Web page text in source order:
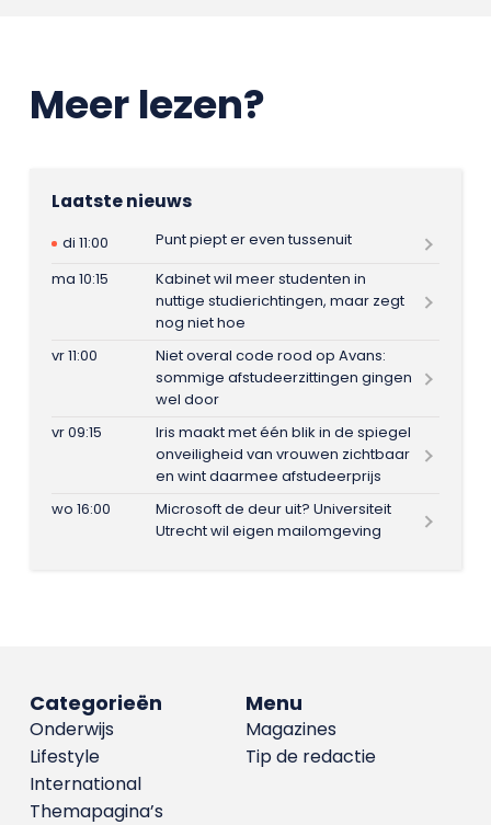
Meer lezen?
Laatste nieuws
di 11:00
Punt piept er even tussenuit
ma 10:15
Kabinet wil meer studenten in
nuttige studierichtingen, maar zegt
nog niet hoe
vr 11:00
Niet overal code rood op Avans:
sommige afstudeerzittingen gingen
wel door
vr 09:15
Iris maakt met één blik in de spiegel
onveiligheid van vrouwen zichtbaar
en wint daarmee afstudeerprijs
wo 16:00
Microsoft de deur uit? Universiteit
Utrecht wil eigen mailomgeving
Menu
Magazines
Tip de redactie
Categorieën
Onderwijs
Lifestyle
International
Themapagina’s